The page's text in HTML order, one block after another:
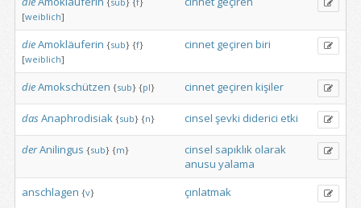
[weiblich]
dieAmokläuferin {sub} {f}
[weiblich]
cinnet geçiren biri
dieAmokschützen {sub} {pl} cinnet geçiren kişiler
dasAnaphrodisiak {sub} {n} cinsel şevki diderici etki
derAnilingus {sub} {m} cinsel sapıklık olarak
anusu yalama
anschlagen {v} çınlatmak